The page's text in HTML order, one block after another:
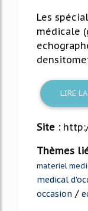
Les
médicale
LIRE
Site :
Thèmes
materiel
medical
occasion /